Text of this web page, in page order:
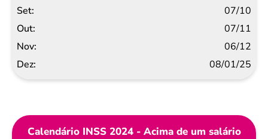
07/10
07/11
06/12
08/01/25
Calendário INSS 2024 - Acima de um salário